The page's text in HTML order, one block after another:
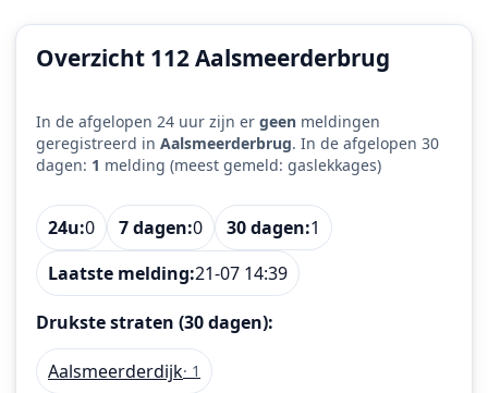
Overzicht 112 Aalsmeerderbrug
In de afgelopen 24 uur zijn er geen meldingen
geregistreerd in Aalsmeerderbrug. In de afgelopen 30
dagen: 1 melding (meest gemeld: gaslekkages)
24u:0 7 dagen:0 30 dagen:1
Laatste melding:21-07 14:39
Drukste straten (30 dagen):
Aalsmeerderdijk· 1